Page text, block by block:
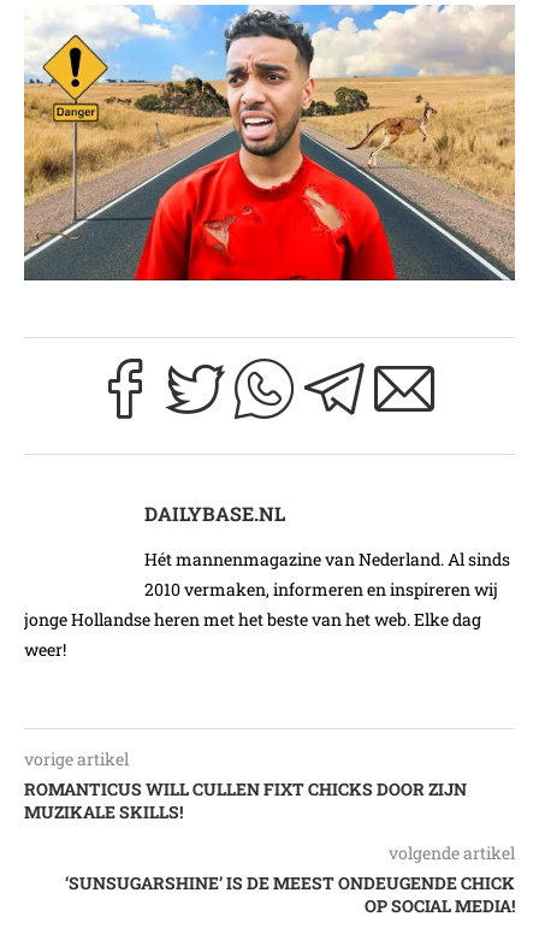
DAILYBASE.NL
Hét mannenmagazine van Nederland. Al sinds
2010 vermaken, informeren en inspireren wij
jonge Hollandse heren met het beste van het web. Elke dag
weer!
vorige artikel
ROMANTICUS WILL CULLEN FIXT CHICKS DOOR ZIJN
MUZIKALE SKILLS!
volgende artikel
‘SUNSUGARSHINE’ IS DE MEEST ONDEUGENDE CHICK
OP SOCIAL MEDIA!